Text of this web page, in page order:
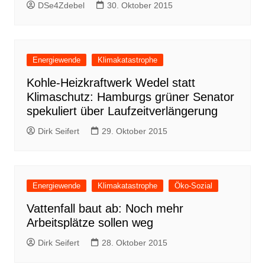
DSe4Zdebel 30. Oktober 2015
Energiewende Klimakatastrophe
Kohle-Heizkraftwerk Wedel statt
Klimaschutz: Hamburgs grüner Senator
spekuliert über Laufzeitverlängerung
Dirk Seifert 29. Oktober 2015
Energiewende Klimakatastrophe Öko-Sozial
Vattenfall baut ab: Noch mehr
Arbeitsplätze sollen weg
Dirk Seifert 28. Oktober 2015